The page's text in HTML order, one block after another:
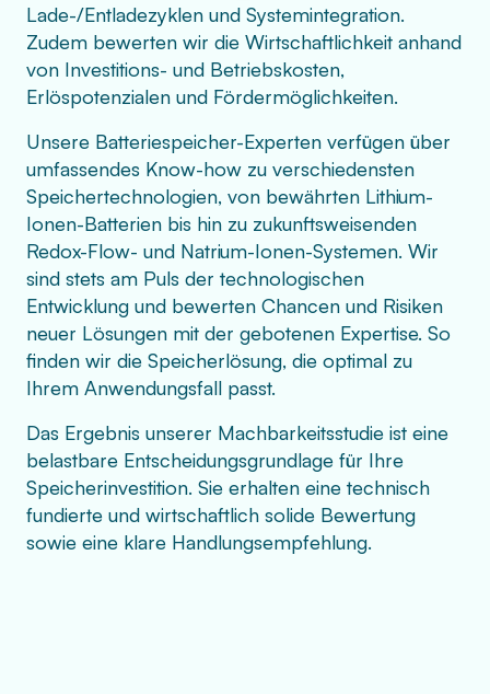
Lade-/Entladezyklen und Systemintegration.
Zudem bewerten wir die Wirtschaftlichkeit anhand
von Investitions- und Betriebskosten,
Erlöspotenzialen und Fördermöglichkeiten.
Unsere Batteriespeicher-Experten verfügen über
umfassendes Know-how zu verschiedensten
Speichertechnologien, von bewährten Lithium-
Ionen-Batterien bis hin zu zukunftsweisenden
Redox-Flow- und Natrium-Ionen-Systemen. Wir
sind stets am Puls der technologischen
Entwicklung und bewerten Chancen und Risiken
neuer Lösungen mit der gebotenen Expertise. So
finden wir die Speicherlösung, die optimal zu
Ihrem Anwendungsfall passt.
Das Ergebnis unserer Machbarkeitsstudie ist eine
belastbare Entscheidungsgrundlage für Ihre
Speicherinvestition. Sie erhalten eine technisch
fundierte und wirtschaftlich solide Bewertung
sowie eine klare Handlungsempfehlung.